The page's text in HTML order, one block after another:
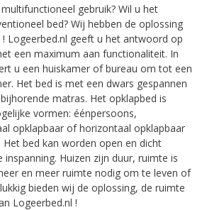
gebruik? Wil u het
bed? Wij hebben de oplossing
Logeerbed.nl geeft u het antwoord op
een maximum aan functionaliteit. In
u een huiskamer of bureau om tot een
Het bed is met een dwars gespannen
matras. Het opklapbed is
vormen: éénpersoons,
opklapbaar of horizontaal opklapbaar
Het bed kan worden open en dicht
Huizen zijn duur, ruimte is
en meer ruimte nodig om te leven of
bieden wij de oplossing, de ruimte
Logeerbed.nl !